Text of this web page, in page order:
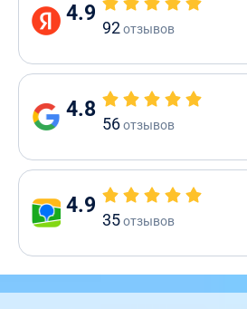
4.9
92отзывов
4.8
56отзывов
4.9
35отзывов